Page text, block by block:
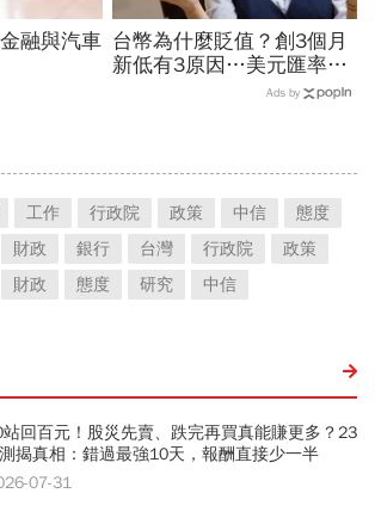
融與汽車 台幣為什麼貶值？創3個月
新低有3原因…美元匯率接
下來怎麼走？央行點出後市
Ads by
工作 行政院 政策 中信
態度
財政 銀行 台灣 行政院
政策
財政 態度 研究 中信
回百元！股災先賣、跌完再買真能賺更多？23
揭真相：錯過最強10天，報酬直接少一半
07-31